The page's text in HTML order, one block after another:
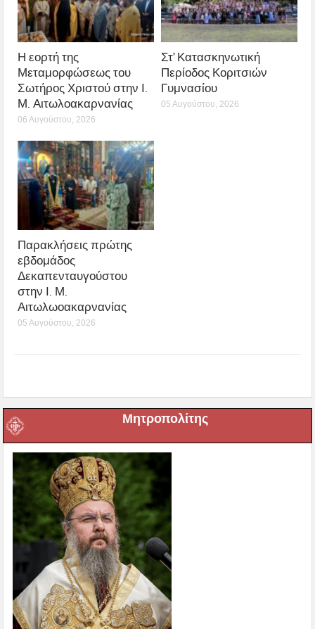
Η εορτή της
Μεταμορφώσεως του
Σωτήρος Χριστού στην Ι.
Μ. Αιτωλοακαρνανίας
06 Αυγούστου, 2026
Στ’ Κατασκηνωτική
Περίοδος Κοριτσιών
Γυμνασίου
05 Αυγούστου, 2026
Παρακλήσεις πρώτης
εβδομάδος
Δεκαπενταυγούστου
στην Ι. Μ.
Αιτωλωοακαρνανίας
05 Αυγούστου, 2026
Μητροπολίτης